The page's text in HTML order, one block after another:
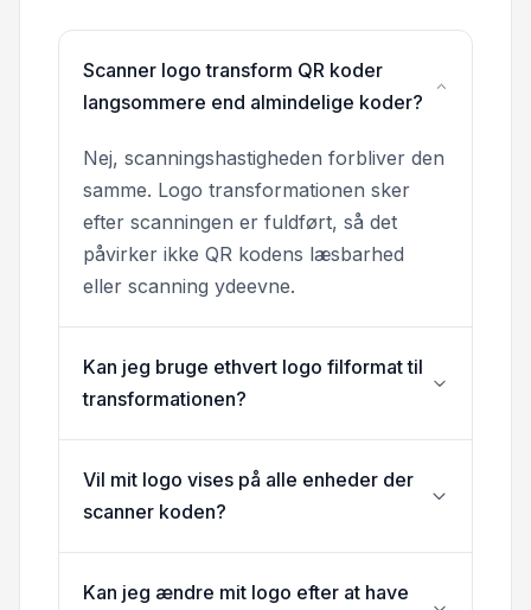
Scanner logo transform QR koder
langsommere end almindelige koder?
Nej, scanningshastigheden forbliver den
samme. Logo transformationen sker
efter scanningen er fuldført, så det
påvirker ikke QR kodens læsbarhed
eller scanning ydeevne.
Kan jeg bruge ethvert logo filformat til
transformationen?
Vil mit logo vises på alle enheder der
scanner koden?
Kan jeg ændre mit logo efter at have